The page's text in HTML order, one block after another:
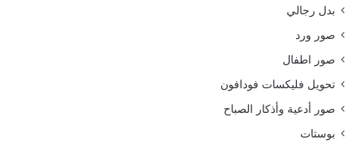
بدل رجالي
صور ورد
صور اطفال
تحويل فليكسات فودافون
صور أدعية وأذكار الصباح
بوستات